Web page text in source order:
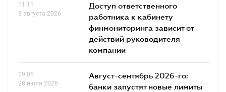
11.11
3 августа 2026
Доступ ответственного
работника к кабинету
финмониторинга зависит от
действий руководителя
компании
09.05
28 июля 2026
Август-сентябрь 2026-го:
банки запустят новые лимиты